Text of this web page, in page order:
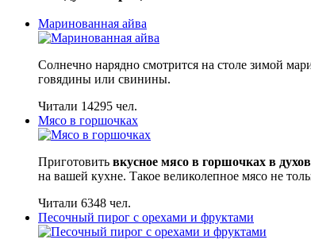
Маринованная айва
Солнечно нарядно смотрится на столе зимой
говядины или свинины.
Читали 14295 чел.
Мясо в горшочках
Приготовить вкусное мясо в горшочках в
на вашей кухне. Такое великолепное мясо не
Читали 6348 чел.
Песочный пирог с орехами и фруктами